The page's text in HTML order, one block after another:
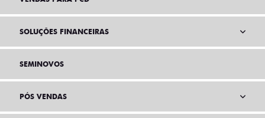
SOLUÇÕES FINANCEIRAS
SEMINOVOS
PÓS VENDAS